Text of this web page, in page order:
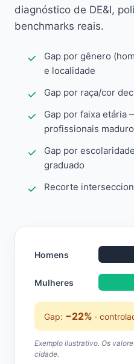
diagnóstico de DE&I,
benchmarks reais.
Gap por gênero
e localidade
Gap por raça/cor
Gap por faixa etária
profissionais
Gap por
graduado
Recorte
Homens
Mulheres
Gap: −22% ·
Exemplo ilustrativo. Os
cidade.